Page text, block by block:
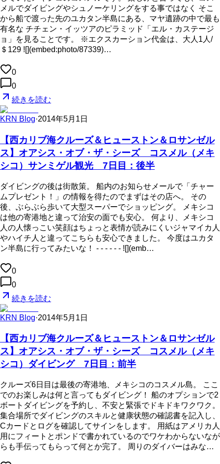
メルでダイビングやシュノーケリングをする事ではなく そこ
から船で渡った先のユカタン半島にある、マヤ遺跡の中で最も
有名な チチェン・イッツアのピラミッド「エル・カステージ
ョ」を見ることです。 ※エクスカーション代金は、大人1人/
＄129 ![](embed:photo/87339)…
0
0
続きを読む
KRN Blog·2014年5月1日
【西カリブ海クルーズ＆ヒューストン＆ロサンゼル
ス】オアシス・オブ・ザ・シーズ コスメル（メキ
シコ）サンミゲル観光 7日目：後半
ダイビングの後は街散策。 船内のお知らせメールで「チャー
ムプレゼント！」の情報を得たのでまずはその店へ。 その
後、ぶらぶら歩いて大型スーパーでショッピング。 メキシコ
は他の寄港地と違って治安の面でも安心。 何より、メキシコ
人の人懐っこい笑顔はちょっと表情が読みにくいジャマイカ人
やハイチ人と違ってこちらも安心できました。 今度はユカタ
ン半島に行ってみたいな！ - - - - - - ![](emb…
0
0
続きを読む
KRN Blog·2014年5月1日
【西カリブ海クルーズ＆ヒューストン＆ロサンゼル
ス】オアシス・オブ・ザ・シーズ コスメル（メキ
シコ）ダイビング 7日目：前半
クルーズ6日目は最後の寄港地、メキシコのコスメル島。 ここ
でのお楽しみは何と言ってもダイビング！ 船のオプションで2
ボートダイビングを予約し、不安と緊張でドキドキワクワク。
集合場所でダイビングのスキルと健康状態の確認書を記入し、
Cカードとログを確認してサインをします。 用紙はアメリカ人
用にフィートとポンドで書かれているのでワケわからないなが
らも手伝ってもらって何とか完了。 周りのダイバーはみな…